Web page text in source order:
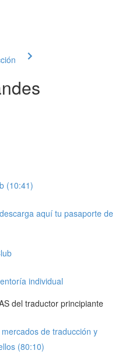
(10:41)
aquí tu pasaporte de
individual
del traductor principiante
de traducción y
(80:10)